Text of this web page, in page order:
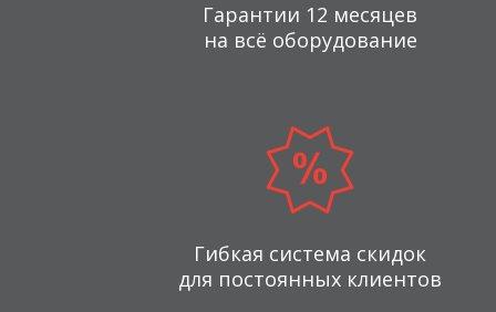
Гарантии 12 месяцев
на всё оборудование
Гибкая система скидок
для постоянных клиентов